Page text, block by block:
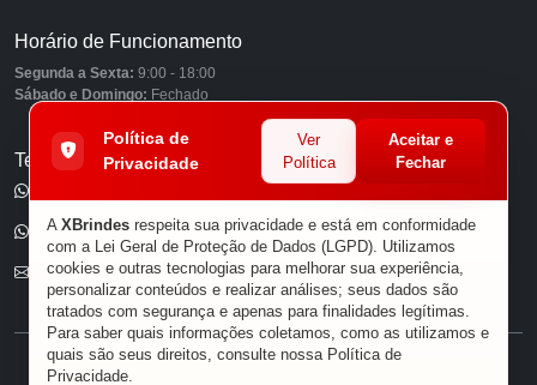
Horário de Funcionamento
Segunda a Sexta: 9:00 - 18:00
Sábado e Domingo: Fechado
Telefones
(11) 96585-7462
E-mail
® XBRINDES
Política de
Privacidade
Ver
Política
Aceitar e
Fechar
A XBrindes respeita sua privacidade e está em conformidade
com a Lei Geral de Proteção de Dados (LGPD). Utilizamos
cookies e outras tecnologias para melhorar sua experiência,
personalizar conteúdos e realizar análises; seus dados são
tratados com segurança e apenas para finalidades legítimas.
Para saber quais informações coletamos, como as utilizamos e
quais são seus direitos, consulte nossa Política de
Privacidade.